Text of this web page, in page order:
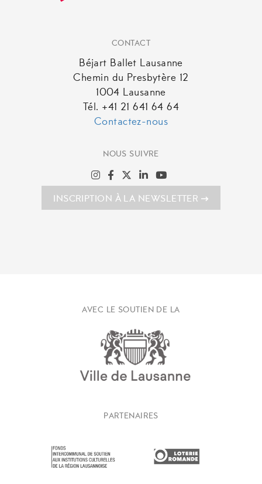
CONTACT
Béjart Ballet Lausanne
Chemin du Presbytère 12
1004 Lausanne
Tél. +41 21 641 64 64
Contactez-nous
NOUS SUIVRE
INSCRIPTION À LA NEWSLETTER
AVEC LE SOUTIEN DE LA
PARTENAIRES